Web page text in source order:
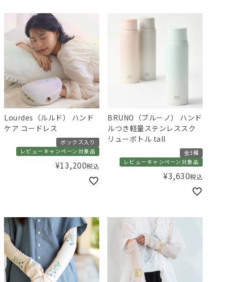
Lourdes（ルルド） ハンド
ケア コードレス
ボックス入り
レビューキャンペーン対象品
¥13,200税込
BRUNO（ブルーノ） ハンド
ルつき軽量ステンレススク
リューボトル tall
全3種
レビューキャンペーン対象品
¥3,630税込